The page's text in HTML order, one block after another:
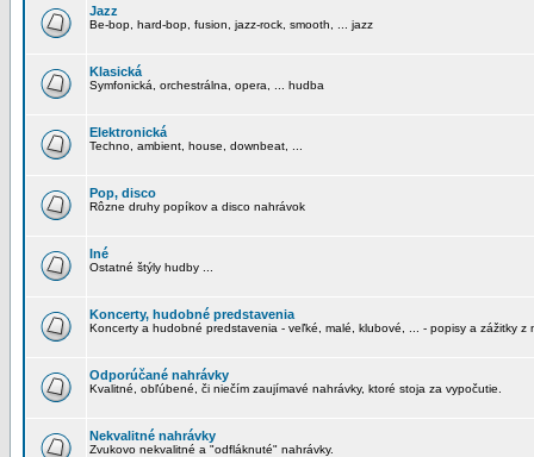
Jazz
Be-bop, hard-bop, fusion, jazz-rock, smooth, ... jazz
Klasická
Symfonická, orchestrálna, opera, ... hudba
Elektronická
Techno, ambient, house, downbeat, ...
Pop, disco
Rôzne druhy popíkov a disco nahrávok
Iné
Ostatné štýly hudby ...
Koncerty, hudobné predstavenia
Koncerty a hudobné predstavenia - veľké, malé, klubové, ... - popisy a zážitky z
Odporúčané nahrávky
Kvalitné, obľúbené, či niečím zaujímavé nahrávky, ktoré stoja za vypočutie.
Nekvalitné nahrávky
Zvukovo nekvalitné a "odfláknuté" nahrávky.